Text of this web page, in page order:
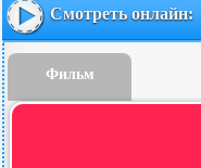
Смотреть онлайн:
Фильм